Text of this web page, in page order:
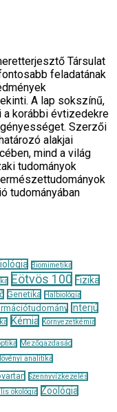
Társulat
feladatának
A lap sokszínű,
korábbi évtizedekre
Szerzői
alakjai
mind a világ
tudományok
tudományában
Biomimetika
Eötvös 100 Fizika
Genetika
Halbiológia
Interjú
Kémia Környezetkémia
Mezőgazdaság
analitika
Szennyvízkezelés
ökológia Zoológia